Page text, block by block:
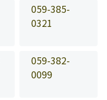
059-385-
0321
059-382-
0099